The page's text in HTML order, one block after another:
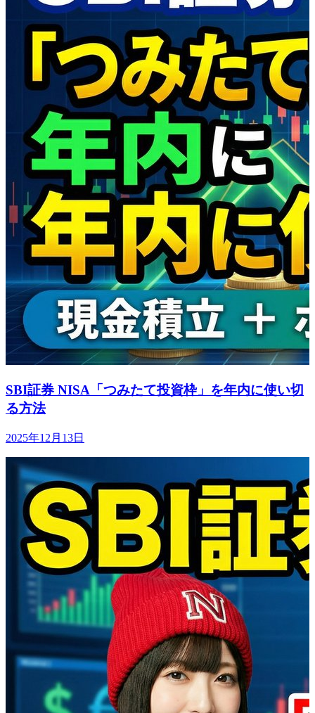
SBI証券 NISA「つみたて投資枠」を年内に使い切
る方法
2025年12月13日